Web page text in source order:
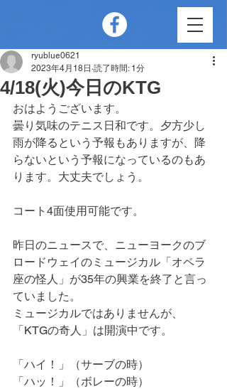
4/18(火)今日のKTG
ryublue0621
2023年4月18日 読了時間: 1分
おはようございます。
曇り気味のテニス日和です。夕方少し
雨が降るという予報もありますが、降
らないという予報になっているのもあ
ります。大丈夫でしょう。
コート4面使用可能です。
昨日のニュースで、ニューヨークのブ
ロードウェイのミュージカル「オペラ
座の怪人」が35年の興業を終了と言っ
ていました。
ミュージカルではありませんが、
「KTGの奇人」は開演中です。
「ハイ！」（サーブの時）
「ハッ！」（ボレーの時）